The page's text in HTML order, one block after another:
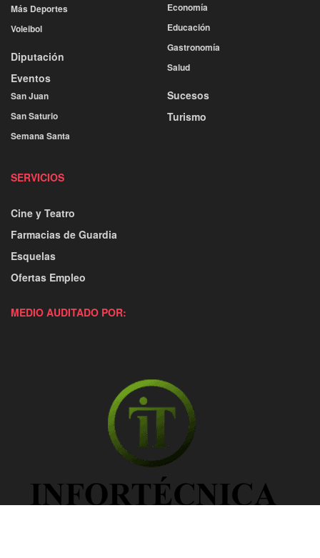
Más Deportes
Voleibol
Diputación
Eventos
San Juan
San Saturio
Semana Santa
Economía
Educación
Gastronomía
Salud
Sucesos
Turismo
SERVICIOS
Cine y Teatro
Farmacias de Guardia
Esquelas
Ofertas Empleo
MEDIO AUDITADO POR: